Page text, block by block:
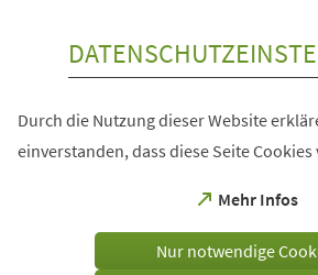
Durch die Nutzung dieser Website
einverstanden, dass diese Seite
Mehr Infos
(Öffnet
einem
Nur notwendige